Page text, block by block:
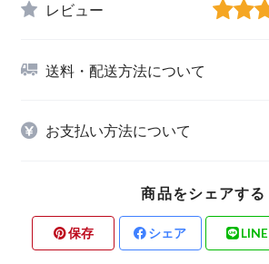
レビュー
送料・配送方法について
お支払い方法について
商品をシェアする
保存 シェア LINE